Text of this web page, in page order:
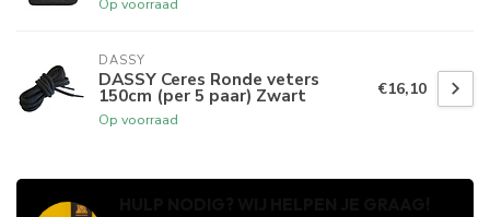
DASSY
DASSY Ceres Ronde veters
150cm (per 5 paar) Zwart
Op voorraad
€16,10